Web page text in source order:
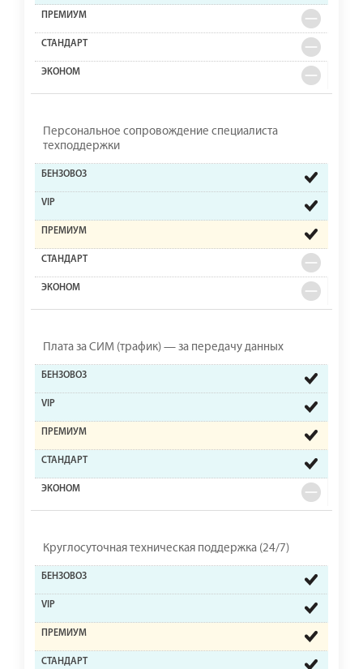
Персональное сопровождение специалиста
техподдержки
Плата за СИМ (трафик) — за передачу данных
Круглосуточная техническая поддержка (24/7)